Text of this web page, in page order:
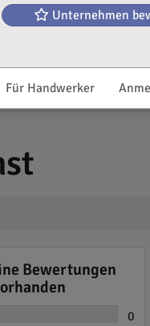
Unternehmen
Für Handwerker
Bewertungen
0